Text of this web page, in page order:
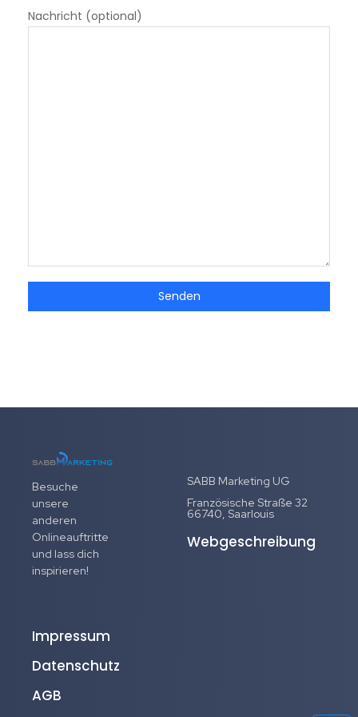
Nachricht (optional)
Senden
Besuche
unsere
anderen
Onlineauftritte
und lass dich
inspirieren!
SABB Marketing UG
Französische Straße 32
66740, Saarlouis
Webgeschreibung
Impressum
Datenschutz
AGB